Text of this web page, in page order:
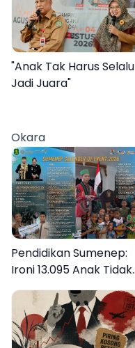
"Anak Tak Harus Selalu
Jadi Juara"
Okara
Pendidikan Sumenep:
Ironi 13.095 Anak Tidak
Sekolah Menyaksikan
Semarak Festival
Kalender Event 2026